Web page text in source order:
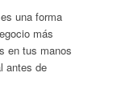
una forma
más
en tus manos
antes de